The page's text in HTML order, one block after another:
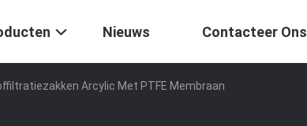
Nieuws Contacteer Ons
Arcylic Met PTFE Membraan